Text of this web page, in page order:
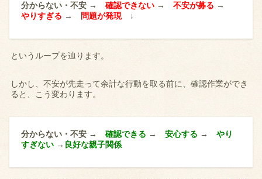
分からない・不安 →確認できない →不安が募る →
やりすぎる → 問題が発現 ↓
というループを辿ります。
しかし、不安が先走って余計な行動を取る前に、確認作業ができ
ると、こう変わります。
分からない・不安 →確認できる →安心する →やり
すぎない → 良好な親子関係